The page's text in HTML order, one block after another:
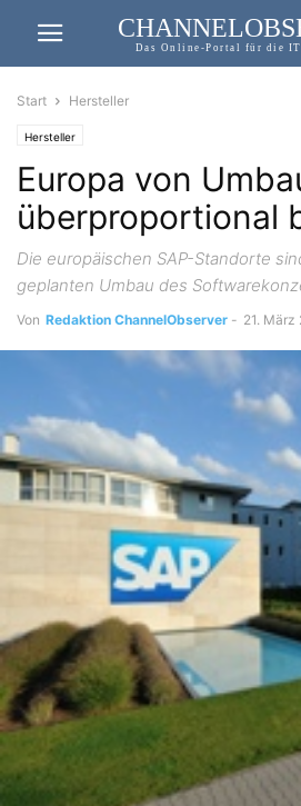
Das Online-Portal für die
Start Hersteller
Hersteller
Europa von
überproportional
Die europäischen SAP-Standorte
geplanten Umbau des
Von Redaktion ChannelObserver - 21. März